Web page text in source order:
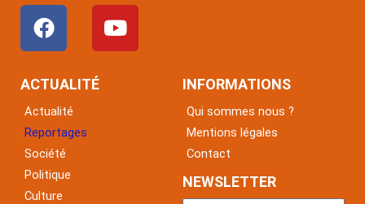
F
a
c
e
o
o
k
Y
o
u
ACTUALITÉ
Actualité
Reportages
Société
Politique
Culture
INFORMATIONS
Qui sommes nous ?
Mentions légales
Contact
NEWSLETTER